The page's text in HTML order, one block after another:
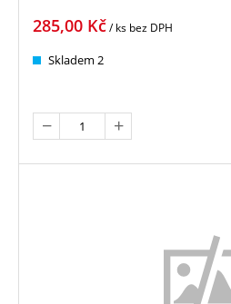
285,00 Kč/ ks bez DPH
Skladem 2